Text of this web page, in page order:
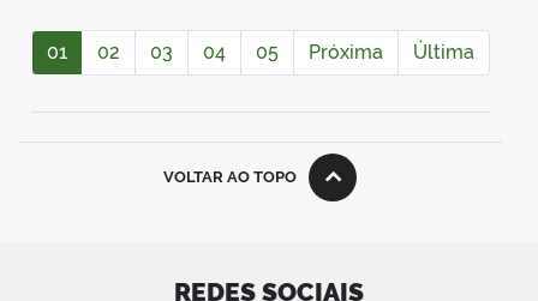
01 02 03 04 05 Próxima Última
VOLTAR AO TOPO
REDES SOCIAIS